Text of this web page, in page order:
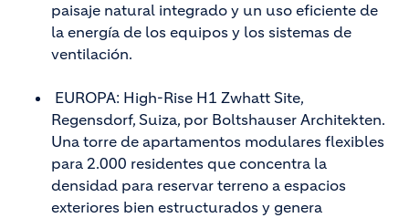
paisaje natural integrado y un uso eficiente de
la energía de los equipos y los sistemas de
ventilación.
EUROPA: High-Rise H1 Zwhatt Site,
Regensdorf, Suiza, por Boltshauser Architekten.
Una torre de apartamentos modulares flexibles
para 2.000 residentes que concentra la
densidad para reservar terreno a espacios
exteriores bien estructurados y genera